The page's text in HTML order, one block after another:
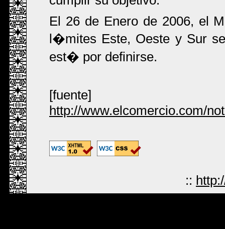
El 26 de Enero de 2006, el
l�mites Este, Oeste y Sur
est� por definirse.
[fuente]
http://www.elcomercio.com/
::